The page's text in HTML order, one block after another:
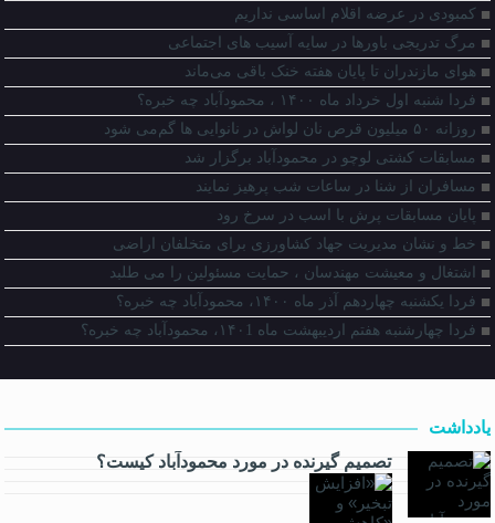
کمبودی در عرضه اقلام اساسی نداریم
مرگ تدریجی باورها در سایه آسیب های اجتماعی
هوای مازندران تا پایان هفته خنک باقی می‌ماند
فردا شنبه اول خرداد ماه ۱۴۰۰ ، محمودآباد چه خبره؟
روزانه ۵۰ میلیون قرص نان لواش در نانوایی ها گم‌می شود
مسابقات کشتی لوچو در محمودآباد برگزار شد
مسافران از شنا در ساعات شب پرهیز نمایند
پایان مسابقات پرش با اسب در سرخ رود
خط و نشان مدیریت جهاد کشاورزی برای متخلفان اراضی
اشتغال و معیشت مهندسان ، حمایت مسئولین را می طلبد
فردا یکشنبه چهاردهم آذر ماه ۱۴۰۰، محمودآباد چه خبره؟
فردا چهارشنبه هفتم اردیبهشت ماه ۱۴۰1، محمودآباد چه خبره؟
یادداشت
تصمیم گیرنده در مورد محمودآباد کیست؟